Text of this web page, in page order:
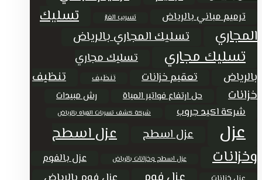
ترميم مباني بالرياض تسريب الغاز
تسليك
المجاري
تسليك المجاري بالرياض
تسليك مجاري
تسليك مجاري
بالرياض
تعقيم خزانات تنظيف
تنظيف
خزانات
حل ارتفاع فواتير المياة رش مبيدات
شركة اكيد جروب شركة كشف تسربات المياه بالرياض
عزل عزل اسطح
عزل اسطح
وخزانات
عزل اسطح وخزانات بالرياض عزل بالفوم